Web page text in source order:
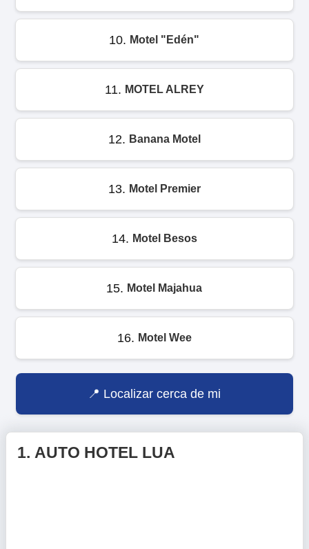
10. Motel "Edén"
11. MOTEL ALREY
12. Banana Motel
13. Motel Premier
14. Motel Besos
15. Motel Majahua
16. Motel Wee
Localizar cerca de mi
1. AUTO HOTEL LUA